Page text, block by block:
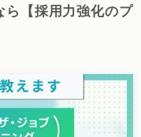
ら【採用力強化のプ